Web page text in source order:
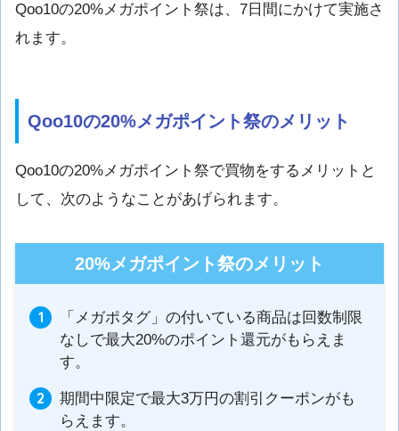
Qoo10の20%メガポイント祭は、7日間にかけて実施さ
れます。
Qoo10の20%メガポイント祭のメリット
Qoo10の20%メガポイント祭で買物をするメリットと
して、次のようなことがあげられます。
20%メガポイント祭のメリット
「メガポタグ」の付いている商品は回数制限
なしで最大20%のポイント還元がもらえま
す。
期間中限定で最大3万円の割引クーポンがも
らえます。